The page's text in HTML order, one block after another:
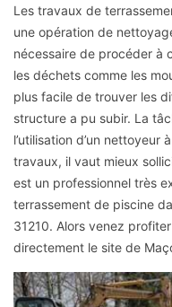
Les travaux de
une opération de
nécessaire de procéder à
les déchets comme les
plus facile de trouver les
structure a pu subir. La
l’utilisation d’un nettoyeur
travaux, il vaut mieux
est un professionnel très
terrassement de piscine
31210. Alors venez
directement le site de